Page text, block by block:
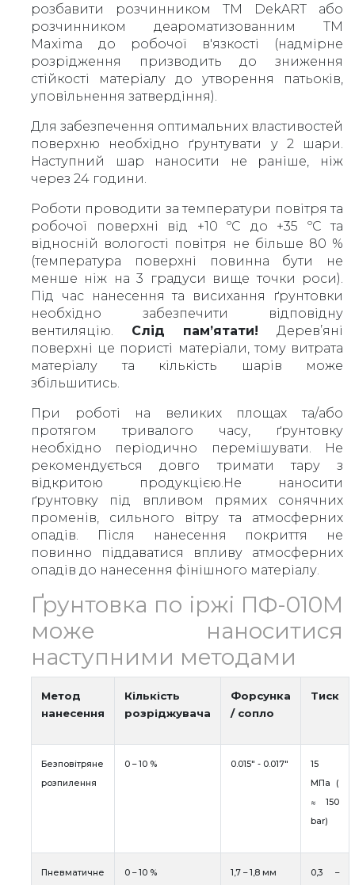
розбавити розчинником ТМ DekART або
розчинником деароматизованним ТМ
Maxima до робочої в'язкості (надмірне
розрідження призводить до зниження
стійкості матеріалу до утворення патьоків,
уповільнення затвердіння).
Для забезпечення оптимальних властивостей
поверхню необхідно ґрунтувати у 2 шари.
Наступний шар наносити не раніше, ніж
через 24 години.
Роботи проводити за температури повітря та
робочої поверхні від +10 ºС до +35 ºС та
відносній вологості повітря не більше 80 %
(температура поверхні повинна бути не
менше ніж на 3 градуси вище точки роси).
Під час нанесення та висихання ґрунтовки
необхідно забезпечити відповідну
вентиляцію. Слід пам’ятати! Дерев’яні
поверхні це пористі матеріали, тому витрата
матеріалу та кількість шарів може
збільшитись.
При роботі на великих площах та/або
протягом тривалого часу, ґрунтовку
необхідно періодично перемішувати. Не
рекомендується довго тримати тару з
відкритою продукцією.Не наносити
ґрунтовку під впливом прямих сонячних
променів, сильного вітру та атмосферних
опадів. Після нанесення покриття не
повинно піддаватися впливу атмосферних
опадів до нанесення фінішного матеріалу.
Ґрунтовка по іржі ПФ-010М
може наноситися
наступними методами
Метод
нанесення
Кількість
розріджувача
Форсунка
/ сопло
Тиск
Безповітряне
розпилення
0 – 10 % 0.015" - 0.017"
15
МПа (
≈ 150
bar)
Пневматичне
0 – 10 % 1,7 – 1,8 мм
0,3 –